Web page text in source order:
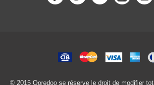
© 2015 Ooredoo se réserve le droit de modifier